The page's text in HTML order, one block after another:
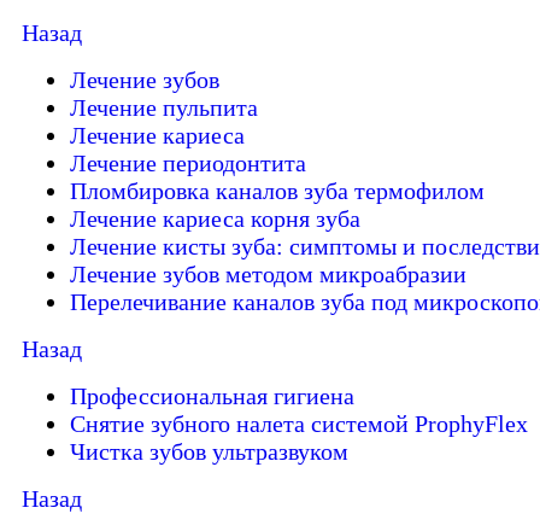
Назад
Лечение зубов
Лечение пульпита
Лечение кариеса
Лечение периодонтита
Пломбировка каналов зуба термофилом
Лечение кариеса корня зуба
Лечение кисты зуба: симптомы и
Лечение зубов методом микроабразии
Перелечивание каналов зуба под
Назад
Профессиональная гигиена
Снятие зубного налета системой ProphyFlex
Чистка зубов ультразвуком
Назад